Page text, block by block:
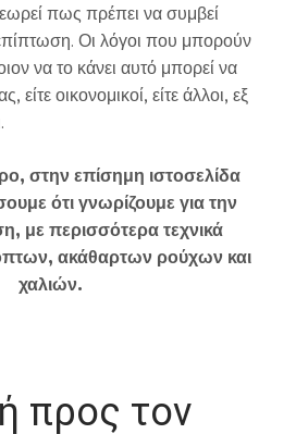
πως πρέπει να συμβεί
Οι λόγοι που μπορούν
να το κάνει αυτό μπορεί να
είτε οικονομικοί, είτε άλλοι, εξ
στην επίσημη ιστοσελίδα
ότι γνωρίζουμε για την
με περισσότερα τεχνικά
ακάθαρτων ρούχων και
χαλιών.
προς τον